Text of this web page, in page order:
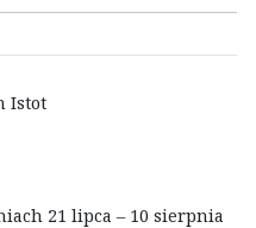
Istot
21 lipca – 10 sierpnia